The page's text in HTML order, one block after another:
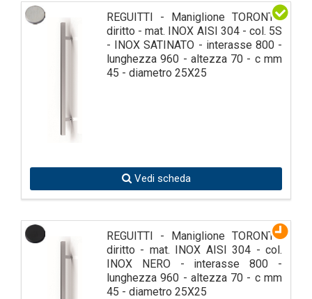
REGUITTI - Maniglione TORONTO
diritto - mat. INOX AISI 304 - col. 5S
- INOX SATINATO - interasse 800 -
lunghezza 960 - altezza 70 - c mm
45 - diametro 25X25
Vedi scheda
REGUITTI - Maniglione TORONTO
diritto - mat. INOX AISI 304 - col.
INOX NERO - interasse 800 -
lunghezza 960 - altezza 70 - c mm
45 - diametro 25X25